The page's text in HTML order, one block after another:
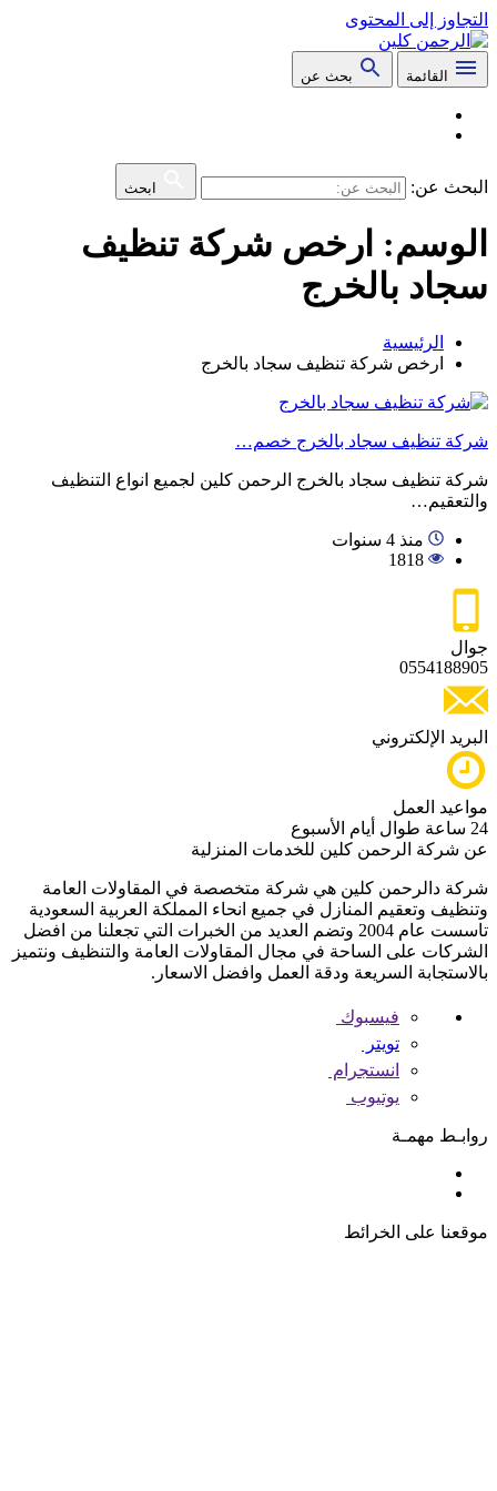
التجاوز إلى المحتوى
القائمة بحث عن
البحث عن: ابحث
الوسم: ارخص شركة تنظيف
سجاد بالخرج
الرئيسية
ارخص شركة تنظيف سجاد بالخرج
شركة تنظيف سجاد بالخرج خصم…
شركة تنظيف سجاد بالخرج الرحمن كلين لجميع انواع التنظيف
والتعقيم…
منذ 4 سنوات
1818
جوال
0554188905
البريد الإلكتروني
مواعيد العمل
24 ساعة طوال أيام الأسبوع
عن شركة الرحمن كلين للخدمات المنزلية
شركة دالرحمن كلين هي شركة متخصصة في المقاولات العامة
وتنظيف وتعقيم المنازل في جميع انحاء المملكة العربية السعودية
تاسست عام 2004 وتضم العديد من الخبرات التي تجعلنا من افضل
الشركات على الساحة في مجال المقاولات العامة والتنظيف ونتميز
بالاستجابة السريعة ودقة العمل وافضل الاسعار.
فيسبوك
تويتر
انستجرام
يوتيوب
روابـط مهمـة
موقعنا على الخرائط